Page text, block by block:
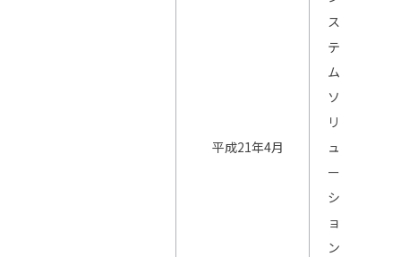
平成21年4月
ス
テ
ム
ソ
リ
ュ
ー
シ
ョ
ン